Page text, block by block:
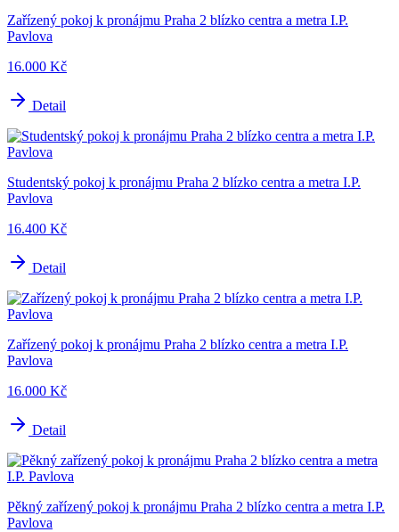
Zařízený pokoj k pronájmu Praha 2 blízko centra a metra I.P.
Pavlova
16.000 Kč
Detail
Studentský pokoj k pronájmu Praha 2 blízko centra a metra I.P.
Pavlova
16.400 Kč
Detail
Zařízený pokoj k pronájmu Praha 2 blízko centra a metra I.P.
Pavlova
16.000 Kč
Detail
Pěkný zařízený pokoj k pronájmu Praha 2 blízko centra a metra I.P.
Pavlova